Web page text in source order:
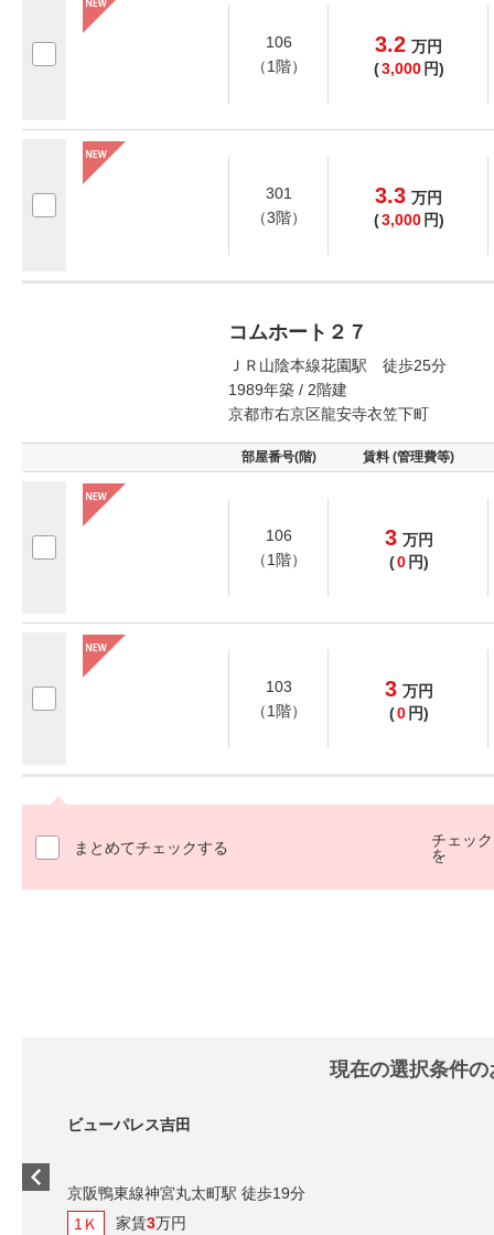
106
（1階）
3.2 万円
(3,000 円)
301
（3階）
3.3 万円
(3,000 円)
コムホート２７
ＪＲ山陰本線花園駅 徒歩25分
1989年築 / 2階建
京都市右京区龍安寺衣笠下町
部屋番号(階) 賃料 (管理費等)
106
（1階）
3 万円
(0 円)
103
（1階）
3 万円
(0 円)
まとめてチェックする
チェッ
を
現在の選択条件
ビューパレス吉田
京阪鴨東線神宮丸太町駅 徒歩19分
1Ｋ
家賃3万円